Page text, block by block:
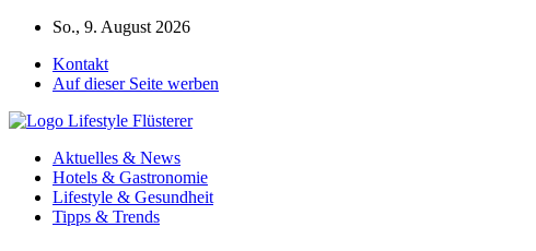
Zum
springen
So., 9. August 2026
Kontakt
Auf dieser Seite werben
Aktuelles & News
Hotels & Gastronomie
Lifestyle & Gesundheit
Tipps & Trends